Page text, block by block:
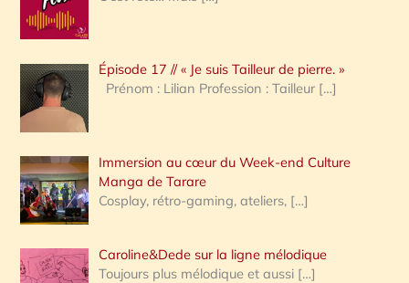
r
c
h
e
:
Épisode 17 // « Je suis Tailleur de pierre. »
Prénom : Lilian Profession : Tailleur […]
Immersion au cœur du Week-end Culture
Manga de Tarare
Cosplay, rétro-gaming, ateliers, […]
Caroline&Dede sur la ligne mélodique
Toujours plus mélodique et aussi […]